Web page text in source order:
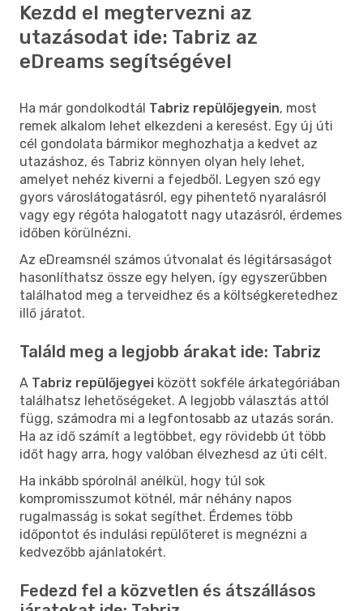
Kezdd el megtervezni az
utazásodat ide: Tabriz az
eDreams segítségével
Ha már gondolkodtál Tabriz repülőjegyein, most
remek alkalom lehet elkezdeni a keresést. Egy új úti
cél gondolata bármikor meghozhatja a kedvet az
utazáshoz, és Tabriz könnyen olyan hely lehet,
amelyet nehéz kiverni a fejedből. Legyen szó egy
gyors városlátogatásról, egy pihentető nyaralásról
vagy egy régóta halogatott nagy utazásról, érdemes
időben körülnézni.
Az eDreamsnél számos útvonalat és légitársaságot
hasonlíthatsz össze egy helyen, így egyszerűbben
találhatod meg a terveidhez és a költségkeretedhez
illő járatot.
Találd meg a legjobb árakat ide: Tabriz
A Tabriz repülőjegyei között sokféle árkategóriában
találhatsz lehetőségeket. A legjobb választás attól
függ, számodra mi a legfontosabb az utazás során.
Ha az idő számít a legtöbbet, egy rövidebb út több
időt hagy arra, hogy valóban élvezhesd az úti célt.
Ha inkább spórolnál anélkül, hogy túl sok
kompromisszumot kötnél, már néhány napos
rugalmasság is sokat segíthet. Érdemes több
időpontot és indulási repülőteret is megnézni a
kedvezőbb ajánlatokért.
Fedezd fel a közvetlen és átszállásos